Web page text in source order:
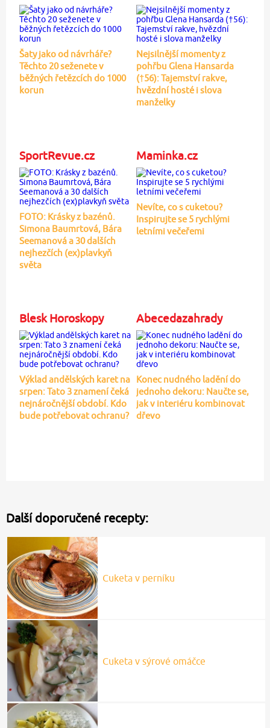
Šaty jako od návrháře?
Těchto 20 seženete v
běžných řetězcích do 1000
korun
Nejsilnější momenty z
pohřbu Glena Hansarda
(†56): Tajemství rakve,
hvězdní hosté i slova
manželky
SportRevue.cz
FOTO: Krásky z bazénů.
Simona Baumrtová, Bára
Seemanová a 30 dalších
nejhezčích (ex)plavkyň
světa
Maminka.cz
Nevíte, co s cuketou?
Inspirujte se 5 rychlými
letními večeřemi
Blesk Horoskopy
Výklad andělských karet na
srpen: Tato 3 znamení čeká
nejnáročnější období. Kdo
bude potřebovat ochranu?
Abecedazahrady
Konec nudného ladění do
jednoho dekoru: Naučte se,
jak v interiéru kombinovat
dřevo
Další doporučené recepty:
Cuketa v perníku
Cuketa v sýrové omáčce